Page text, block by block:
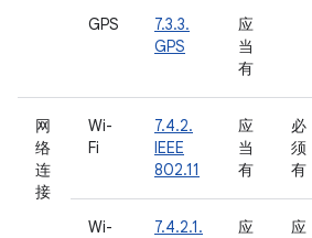
GPS
7.3.3.
GPS
应
当
有
网
络
连
接
Wi-
Fi
7.4.2.
IEEE
802.11
应
当
有
必
须
有
Wi-
7.4.2.1.
应
应